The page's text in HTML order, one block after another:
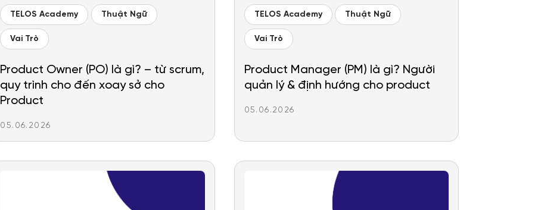
TELOS Academy Thuật Ngữ
Vai Trò
Product Owner (PO) là gì? – từ scrum,
quy trình cho đến xoay sở cho
Product
05.06.2026
TELOS Academy Thuật Ngữ
Vai Trò
Product Manager (PM) là gì? Người
quản lý & định hướng cho product
05.06.2026